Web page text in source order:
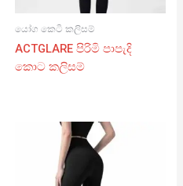
යෝග කෙටි කලිසම්
ACTGLARE පිරිමි පාපැදි
කොට කලිසම්